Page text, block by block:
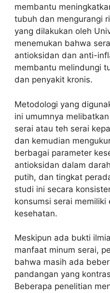
membantu
tubuh dan mengurangi
yang dilakukan oleh
menemukan bahwa
antioksidan dan anti-
membantu melindungi
dan penyakit kronis.
Metodologi yang
ini umumnya
serai atau teh serai
dan kemudian
berbagai parameter
antioksidan dalam
putih, dan tingkat
studi ini secara
konsumsi serai
kesehatan.
Meskipun ada bukti
manfaat minum serai,
bahwa masih ada
pandangan yang
Beberapa penelitian